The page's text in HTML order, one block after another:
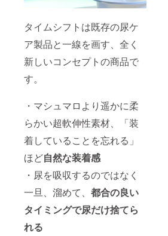
タイムシフトは既存の尿ケ
ア製品と一線を画す、全く
新しいコンセプトの商品で
す。
・マシュマロより遥かに柔
らかい超軟伸性素材、「装
着していることを忘れる」
ほど自然な装着感
・尿を吸収するのではなく
一旦、溜めて、 都合の良い
タイミングで尿だけ捨てら
れる